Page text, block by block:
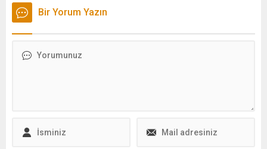
tarihinin en yüksek günlük
yolcu sayısına ulaştı.
Bir Yorum Yazın